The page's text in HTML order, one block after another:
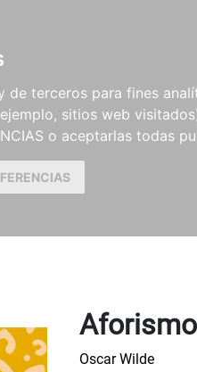
de terceros para fines
sitios web
o aceptarlas todas
Oscar Wilde